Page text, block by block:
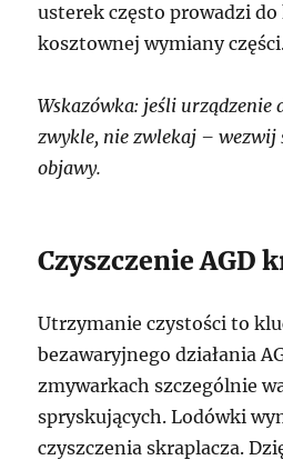
usterek często prowadzi
kosztownej wymiany
Wskazówka: jeśli urządzenie
zwykle, nie zwlekaj – wezwij
objawy.
Czyszczenie AGD
Utrzymanie czystości to
bezawaryjnego działania
zmywarkach szczególnie
spryskujących. Lodówki
czyszczenia skraplacza.